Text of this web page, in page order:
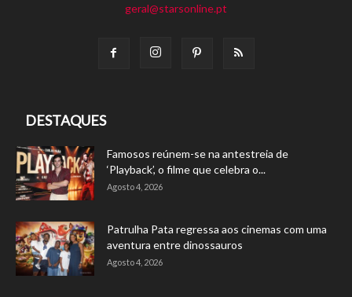
geral@starsonline.pt
DESTAQUES
Famosos reúnem-se na antestreia de
‘Playback’, o filme que celebra o...
Agosto 4, 2026
Patrulha Pata regressa aos cinemas com uma
aventura entre dinossauros
Agosto 4, 2026